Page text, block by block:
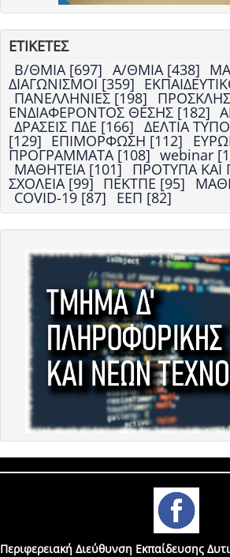
ΕΤΙΚΕΤΕΣ
Β/ΘΜΙΑ [697] Α/ΘΜΙΑ [438]
ΔΙΑΓΩΝΙΣΜΟΙ [359]
ΠΑΝΕΛΛΗΝΙΕΣ [198]
ΕΝΔΙΑΦΕΡΟΝΤΟΣ ΘΕΣΗΣ [182]
ΔΡΑΣΕΙΣ ΠΔΕ [166] ΔΕΛΤΙΑ
[129] ΕΠΙΜΟΡΦΩΣΗ [112]
ΠΡΟΓΡΑΜΜΑΤΑ [108] webinar
ΜΑΘΗΤΕΙΑ [101] ΠΡΟΤΥΠΑ ΚΑΙ
ΣΧΟΛΕΙΑ [99] ΠΕΚΤΠΕ [95]
COVID-19 [87] ΕΕΠ [82]
Περιφερειακή Διεύθυνση Εκπαίδευσης